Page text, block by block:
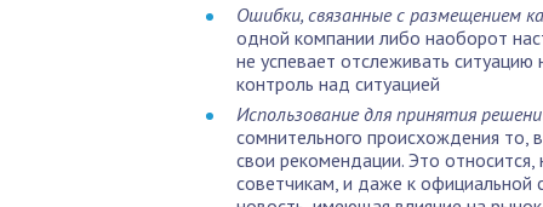
Ошибки, связанные с размещением
одной компании либо наоборот
не успевает отслеживать
контроль над ситуацией
Использование для принятия
сомнительного происхождения то,
свои рекомендации. Это
советчикам, и даже к официальной